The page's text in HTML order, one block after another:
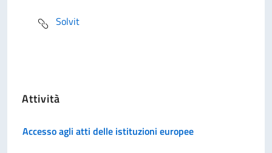
Solvit
Attività
Accesso agli atti delle istituzioni europee